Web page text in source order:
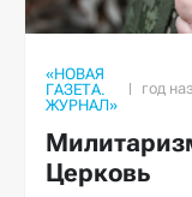
«НОВАЯ
ГАЗЕТА.
ЖУРНАЛ»
Церковь